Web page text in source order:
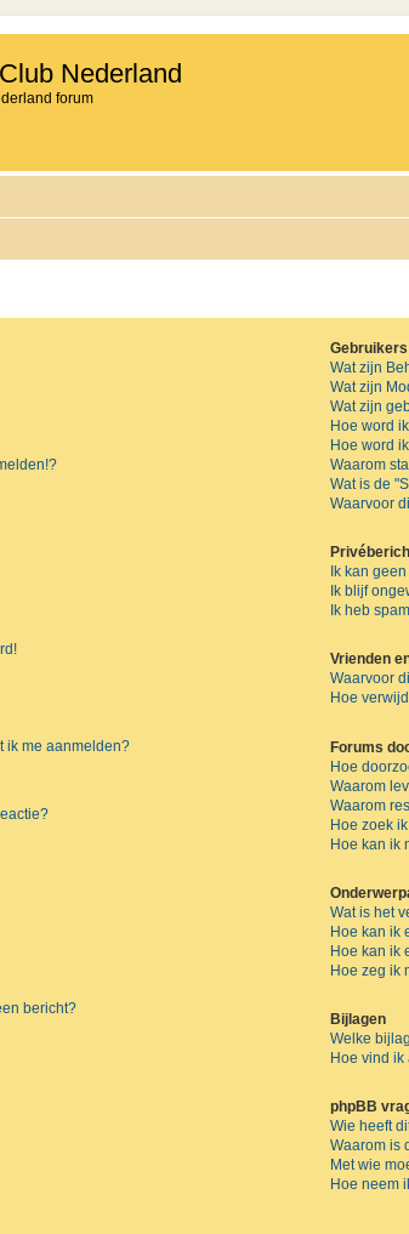
Nederland
forum
ik me aanmelden?
bericht?
Wat zijn
Wat zijn
Wat zijn
Hoe word
Hoe word
Waarom
Wat is de
Waarvoor
Ik kan
Ik blijf
Ik heb
Vrienden
Waarvoor
Hoe
Forums
Hoe
Waarom
Waarom
Hoe zoek
Hoe kan ik
Wat is het
Hoe kan ik
Hoe kan ik
Hoe zeg ik
Bijlagen
Welke
Hoe vind
phpBB
Wie heeft
Waarom is
Met wie
Hoe neem